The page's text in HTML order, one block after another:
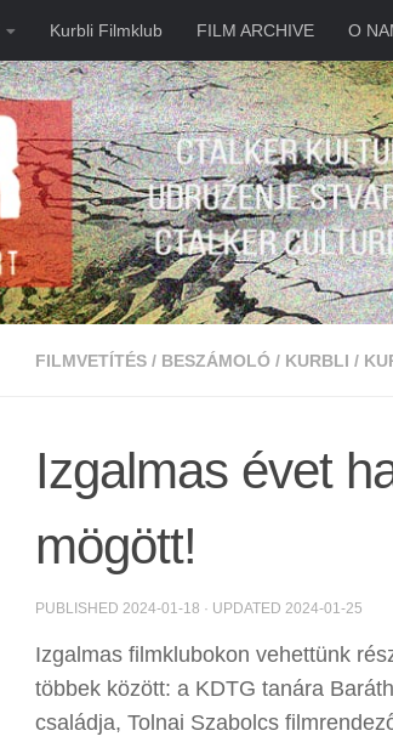
Kurbli Filmklub FILM ARCHIVE O
FILMVETÍTÉS / BESZÁMOLÓ / KURBLI /
Izgalmas évet
mögött!
PUBLISHED 2024-01-18 · UPDATED 2024-01-25
Izgalmas filmklubokon vehettünk
többek között: a KDTG tanára
családja, Tolnai Szabolcs